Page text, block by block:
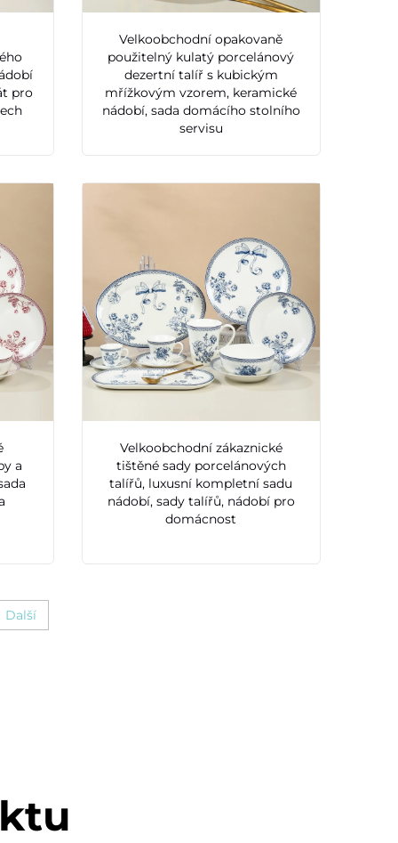
pro
Velkoobchodní opakovaně
použitelný kulatý porcelánový
dezertní talíř s kubickým
mřížkovým vzorem, keramické
nádobí, sada domácího stolního
servisu
a
Velkoobchodní zákaznické
tištěné sady porcelánových
talířů, luxusní kompletní sadu
nádobí, sady talířů, nádobí pro
domácnost
Další